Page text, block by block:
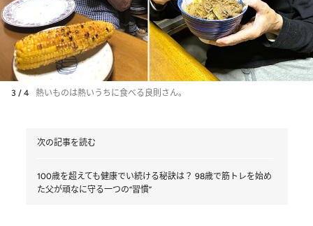
3 / 4 熱いものは熱いうちに食べる良則さん。
次の記事を読む
100歳を超えても健康でい続ける秘訣は？ 98歳で筋トレを始め
た父が頑なに守る一つの“習慣”